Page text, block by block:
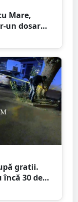
Mare,
un dosar
gratii.
30 de
Satu